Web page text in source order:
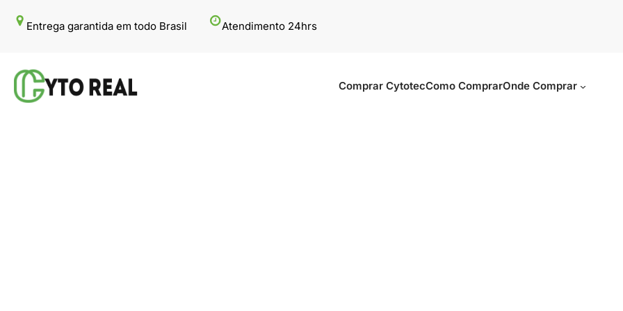
para
conteúdo
Entrega garantida em todo Brasil Atendimento 24hrs
Comprar CytotecComo ComprarOnde Comprar